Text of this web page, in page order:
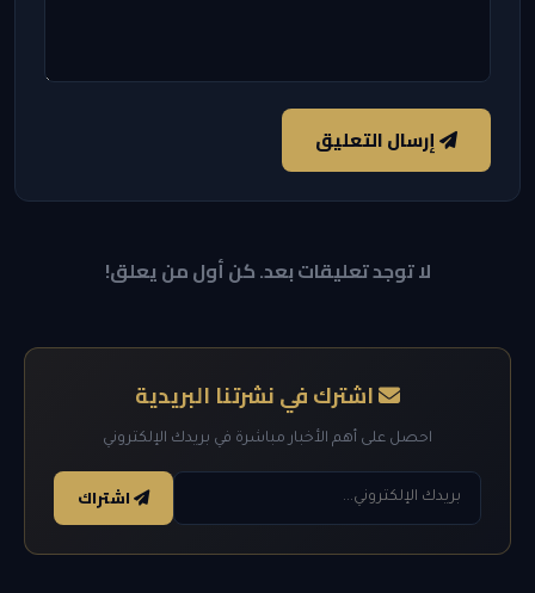
إرسال التعليق
لا توجد تعليقات بعد. كن أول من يعلق!
اشترك في نشرتنا البريدية
احصل على أهم الأخبار مباشرة في بريدك الإلكتروني
اشتراك